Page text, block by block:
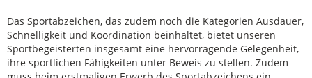
Das Sportabzeichen, das zudem noch die Kategorien Ausdauer,
Schnelligkeit und Koordination beinhaltet, bietet unseren
Sportbegeisterten insgesamt eine hervorragende Gelegenheit,
ihre sportlichen Fähigkeiten unter Beweis zu stellen. Zudem